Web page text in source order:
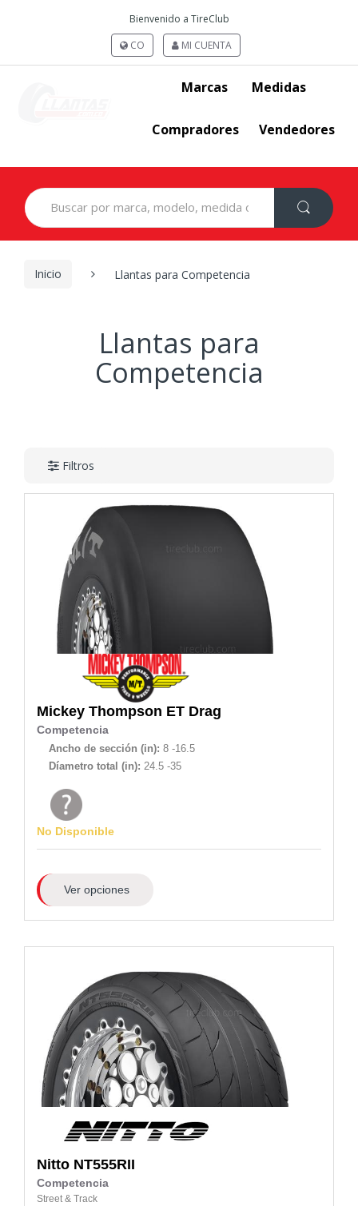
Bienvenido a TireClub
CO
MI CUENTA
Marcas Medidas
Compradores Vendedores
Search
for:
Inicio Llantas para Competencia
Llantas para
Competencia
Filtros
Mickey Thompson ET Drag
Competencia
Ancho de sección (in): 8 -16.5
Díametro total (in): 24.5 -35
No Disponible
Ver opciones
Nitto NT555RII
Competencia
Street & Track